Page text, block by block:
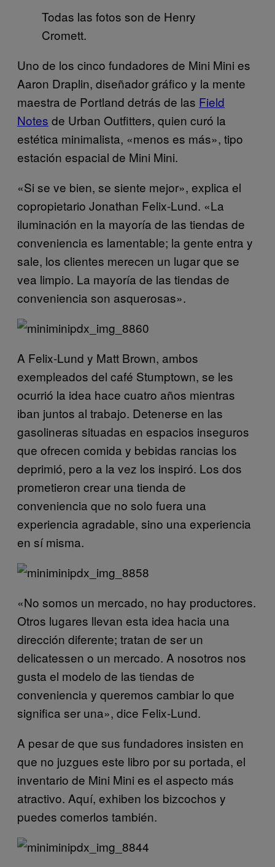
Todas las fotos son de Henry
Cromett.
Uno de los cinco fundadores de Mini Mini es
Aaron Draplin, diseñador gráfico y la mente
maestra de Portland detrás de las Field
Notes de Urban Outfitters, quien curó la
estética minimalista, «menos es más», tipo
estación espacial de Mini Mini.
«Si se ve bien, se siente mejor», explica el
copropietario Jonathan Felix-Lund. «La
iluminación en la mayoría de las tiendas de
conveniencia es lamentable; la gente entra y
sale, los clientes merecen un lugar que se
vea limpio. La mayoría de las tiendas de
conveniencia son asquerosas».
A Felix-Lund y Matt Brown, ambos
exempleados del café Stumptown, se les
ocurrió la idea hace cuatro años mientras
iban juntos al trabajo. Detenerse en las
gasolineras situadas en espacios inseguros
que ofrecen comida y bebidas rancias los
deprimió, pero a la vez los inspiró. Los dos
prometieron crear una tienda de
conveniencia que no solo fuera una
experiencia agradable, sino una experiencia
en sí misma.
«No somos un mercado, no hay productores.
Otros lugares llevan esta idea hacia una
dirección diferente; tratan de ser un
delicatessen o un mercado. A nosotros nos
gusta el modelo de las tiendas de
conveniencia y queremos cambiar lo que
significa ser una», dice Felix-Lund.
A pesar de que sus fundadores insisten en
que no juzgues este libro por su portada, el
inventario de Mini Mini es el aspecto más
atractivo. Aquí, exhiben los bizcochos y
puedes comerlos también.